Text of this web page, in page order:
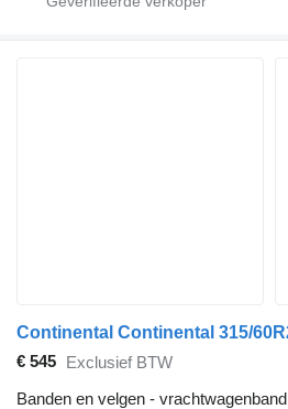
€ 545 Exclusief BTW
Banden en velgen - vrachtwagenband